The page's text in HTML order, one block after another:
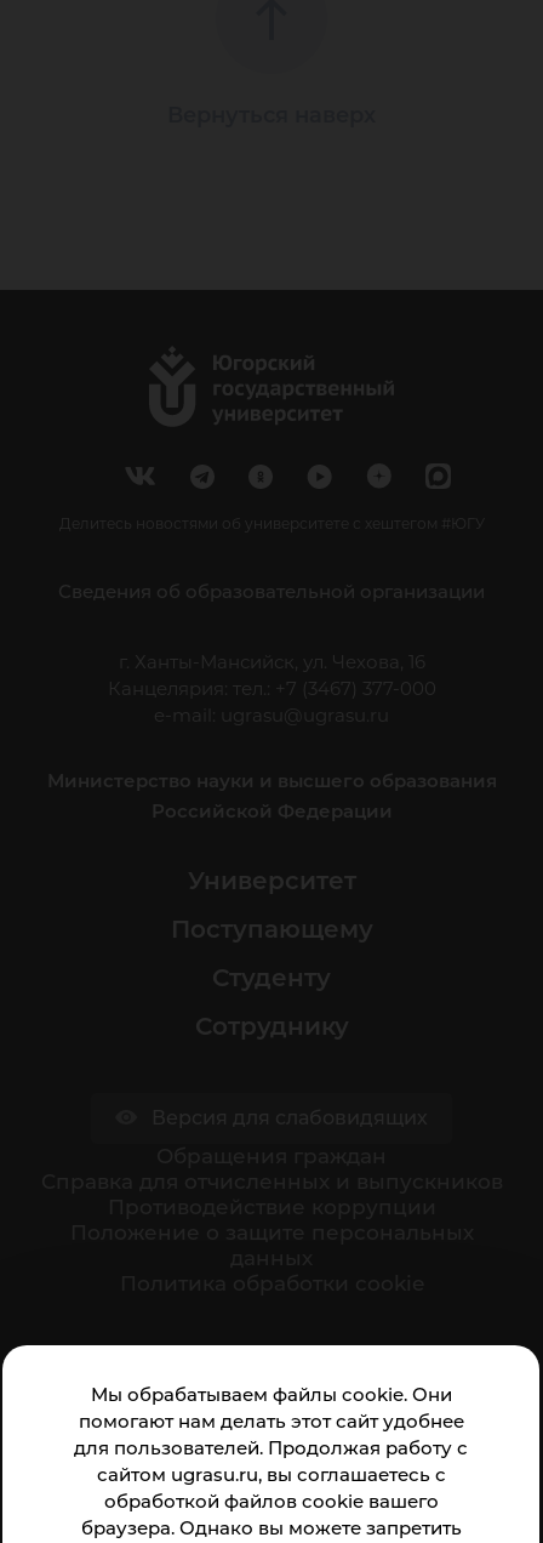
Мы обрабатываем файлы cookie. Они
помогают нам делать этот сайт удобнее
для пользователей. Продолжая работу с
сайтом ugrasu.ru, вы соглашаетесь с
обработкой файлов cookie вашего
браузера. Однако вы можете запретить
Делитесь новостями об университете с хештегом #ЮГУ
Сведения об образовательной организации
г. Ханты-Мансийск, ул. Чехова, 16
Канцелярия: тел.: +7 (3467) 377-000
e-mail:
ugrasu@ugrasu.ru
Министерство науки и высшего образования
Российской Федерации
Университет
Поступающему
Студенту
Сотруднику
организации: